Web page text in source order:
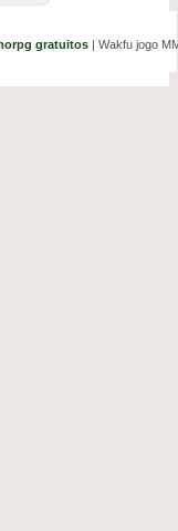
gratuitos | Wakfu jogo